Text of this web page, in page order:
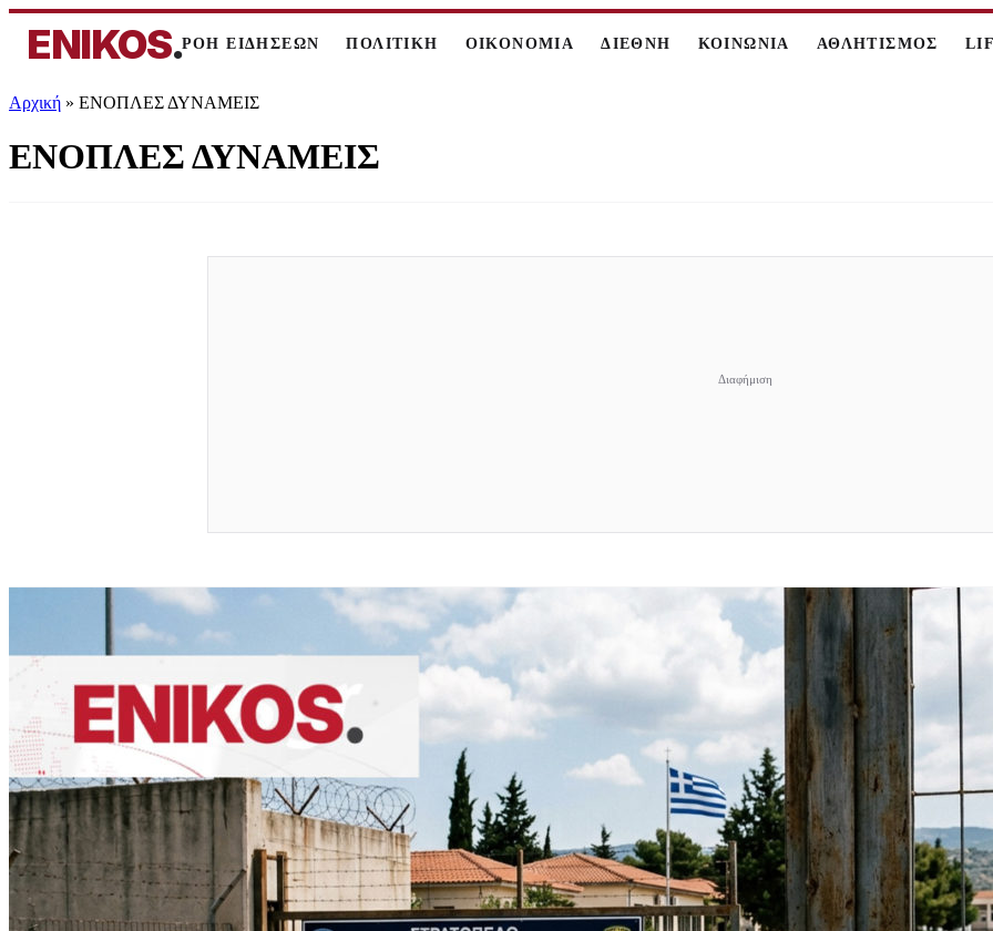
ENIKOS.ΡΟΗ ΕΙΔΗΣΕΩΝ ΠΟΛΙΤΙΚΗ ΟΙΚΟΝΟΜΙΑ ΔΙΕΘΝΗ ΚΟΙΝΩΝΙΑ ΑΘΛΗΤΙΣΜΟΣ
Αρχική » ΕΝΟΠΛΕΣ ΔΥΝΑΜΕΙΣ
ΕΝΟΠΛΕΣ ΔΥΝΑΜΕΙΣ